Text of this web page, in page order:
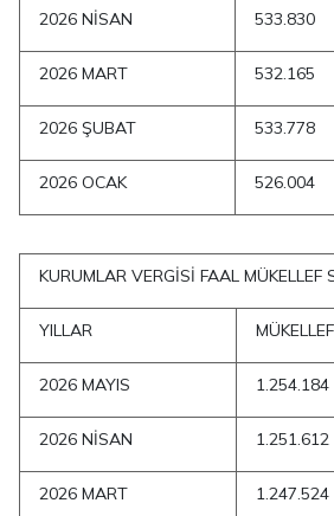
2026 NİSAN 533.830
2026 MART 532.165
2026 ŞUBAT 533.778
2026 OCAK 526.004
KURUMLAR VERGİSİ FAAL MÜKELLEF
YILLAR
2026 MAYIS 1.254.184
2026 NİSAN 1.251.612
2026 MART 1.247.524